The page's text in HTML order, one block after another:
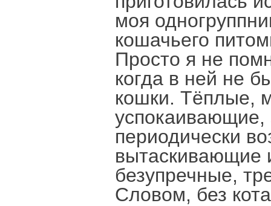
моя
кошачьего
Просто я не
когда в ней не
кошки. Тёплые,
периодически
вытаскивающие
безупречные,
Словом, без